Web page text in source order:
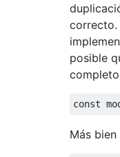
correcto.
posible
const
Más bien